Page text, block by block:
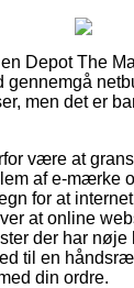
Depot The
gennemgå
men det er
være at
af e-mærke
for at
at online
der har nøje
til en
din ordre.